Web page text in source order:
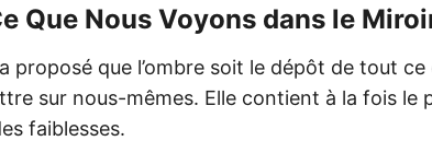
Que Nous Voyons dans le
proposé que l’ombre soit le dépôt de tout
sur nous-mêmes. Elle contient à la fois le
faiblesses.